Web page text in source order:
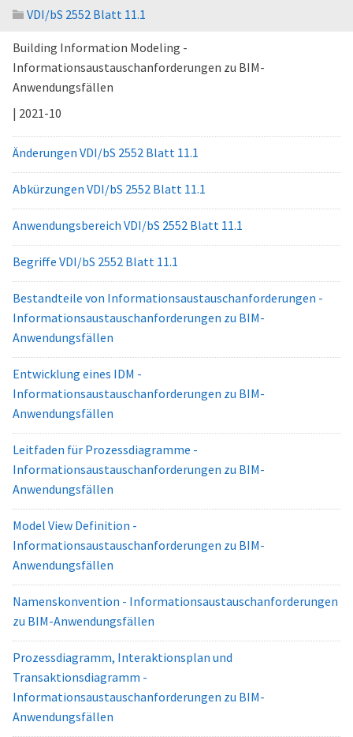
VDI/bS 2552 Blatt 11.1
Building Information Modeling -
Informationsaustauschanforderungen zu BIM-
Anwendungsfällen
| 2021-10
Änderungen VDI/bS 2552 Blatt 11.1
Abkürzungen VDI/bS 2552 Blatt 11.1
Anwendungsbereich VDI/bS 2552 Blatt 11.1
Begriffe VDI/bS 2552 Blatt 11.1
Bestandteile von Informationsaustauschanforderungen -
Informationsaustauschanforderungen zu BIM-
Anwendungsfällen
Entwicklung eines IDM -
Informationsaustauschanforderungen zu BIM-
Anwendungsfällen
Leitfaden für Prozessdiagramme -
Informationsaustauschanforderungen zu BIM-
Anwendungsfällen
Model View Definition -
Informationsaustauschanforderungen zu BIM-
Anwendungsfällen
Namenskonvention - Informationsaustauschanforderungen
zu BIM-Anwendungsfällen
Prozessdiagramm, Interaktionsplan und
Transaktionsdiagramm -
Informationsaustauschanforderungen zu BIM-
Anwendungsfällen